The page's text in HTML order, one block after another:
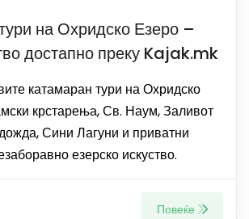
на Охридско Езеро –
достапно преку Kajak.mk
катамаран тури на Охридско
крстарења, Св. Наум, Заливот
Сини Лагуни и приватни
езерско искуство.
Повеќе